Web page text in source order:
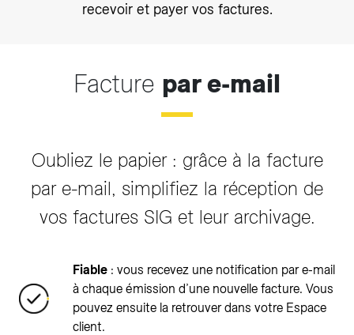
recevoir et payer vos factures.
Facture par e-mail
Oubliez le papier : grâce à la facture
par e-mail, simplifiez la réception de
vos factures SIG et leur archivage.
Fiable : vous recevez une notification par e-mail
à chaque émission d’une nouvelle facture. Vous
pouvez ensuite la retrouver dans votre Espace
client.